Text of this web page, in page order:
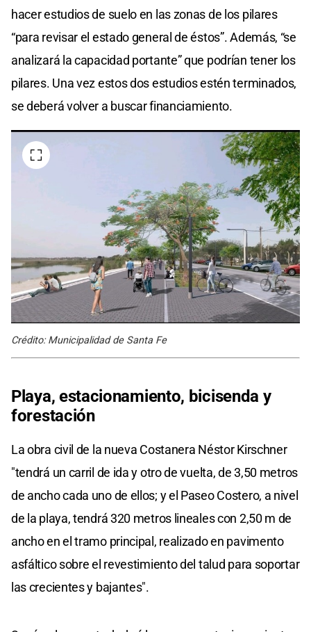
hacer estudios de suelo en las zonas de los pilares
“para revisar el estado general de éstos”. Además, “se
analizará la capacidad portante” que podrían tener los
pilares. Una vez estos dos estudios estén terminados,
se deberá volver a buscar financiamiento.
Crédito: Municipalidad de Santa Fe
Playa, estacionamiento, bicisenda y
forestación
La obra civil de la nueva Costanera Néstor Kirschner
"tendrá un carril de ida y otro de vuelta, de 3,50 metros
de ancho cada uno de ellos; y el Paseo Costero, a nivel
de la playa, tendrá 320 metros lineales con 2,50 m de
ancho en el tramo principal, realizado en pavimento
asfáltico sobre el revestimiento del talud para soportar
las crecientes y bajantes".